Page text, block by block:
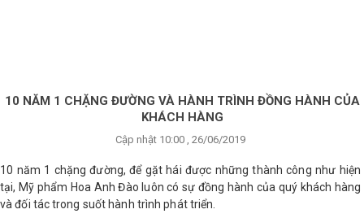
10 NĂM 1 CHẶNG ĐƯỜNG VÀ HÀNH TRÌNH ĐỒNG HÀNH CỦA
KHÁCH HÀNG
Cập nhật 10:00 , 26/06/2019
10 năm 1 chặng đường, để gặt hái được những thành công như hiện
tại, Mỹ phẩm Hoa Anh Đào luôn có sự đồng hành của quý khách hàng
và đối tác trong suốt hành trình phát triển.